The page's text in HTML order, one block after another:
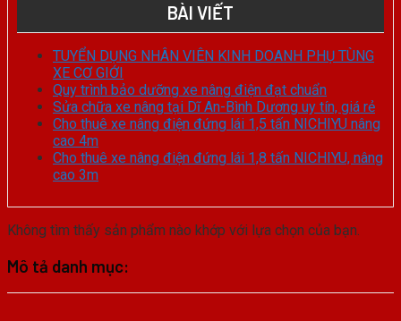
BÀI VIẾT
TUYỂN DỤNG NHÂN VIÊN KINH DOANH PHỤ TÙNG
XE CƠ GIỚI
Quy trình bảo dưỡng xe nâng điện đạt chuẩn
Sửa chữa xe nâng tại Dĩ An-Bình Dương uy tín, giá rẻ
Cho thuê xe nâng điện đứng lái 1,5 tấn NICHIYU nâng
cao 4m
Cho thuê xe nâng điện đứng lái 1,8 tấn NICHIYU, nâng
cao 3m
Không tìm thấy sản phẩm nào khớp với lựa chọn của bạn.
Mô tả danh mục: